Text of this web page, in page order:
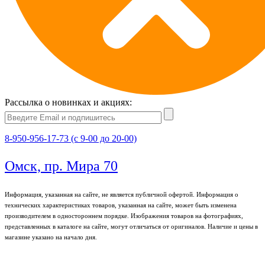
Рассылка о новинках и акциях:
8-950-956-17-73 (с 9-00 до 20-00)
Омск, пр. Мира 70
Информация, указанная на сайте, не является публичной офертой. Информация о
технических характеристиках товаров, указанная на сайте, может быть изменена
производителем в одностороннем порядке. Изображения товаров на фотографиях,
представленных в каталоге на сайте, могут отличаться от оригиналов. Наличие и цены в
магазине указано на начало дня.